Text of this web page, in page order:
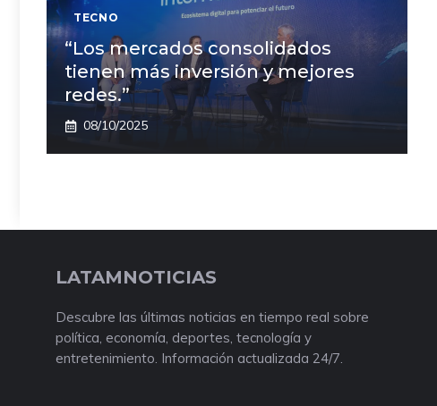
TECNO
“Los mercados consolidados
tienen más inversión y mejores
redes.”
08/10/2025
LATAMNOTICIAS
Descubre las últimas noticias en tiempo real sobre
política, economía, deportes, tecnología y
entretenimiento. Información actualizada 24/7.